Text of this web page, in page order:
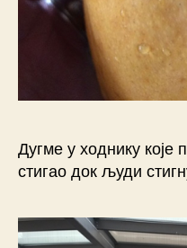
Дугме у ходнику које
стигао док људи